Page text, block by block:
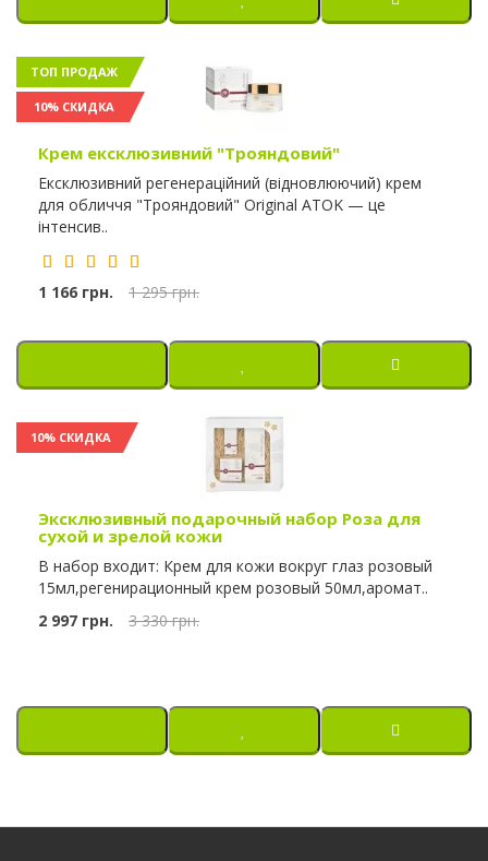
ТОП ПРОДАЖ
10% СКИДКА
Крем ексклюзивний "Трояндовий"
Ексклюзивний регенераційний (відновлюючий) крем
для обличчя "Трояндовий" Original ATOK — це
інтенсив..
1 166 грн. 1 295 грн.
10% СКИДКА
Эксклюзивный подарочный набор Роза для
сухой и зрелой кожи
В набор входит: Крем для кожи вокруг глаз розовый
15мл,регенирационный крем розовый 50мл,аромат..
2 997 грн.
3 330 грн.